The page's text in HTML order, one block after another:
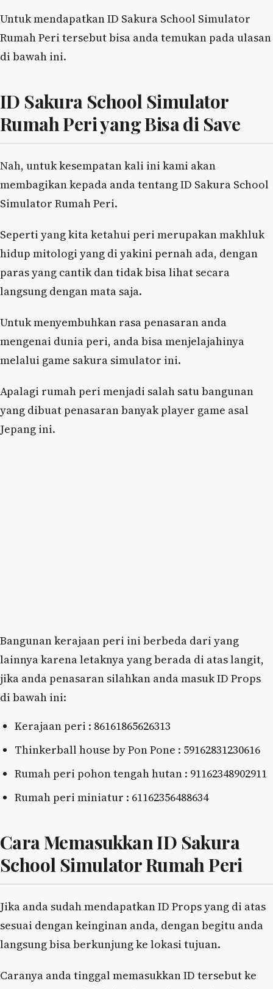
Untuk mendapatkan ID Sakura School Simulator
Rumah Peri tersebut bisa anda temukan pada ulasan
di bawah ini.
ID Sakura School Simulator
Rumah Peri yang Bisa di Save
Nah, untuk kesempatan kali ini kami akan
membagikan kepada anda tentang ID Sakura School
Simulator Rumah Peri.
Seperti yang kita ketahui peri merupakan makhluk
hidup mitologi yang di yakini pernah ada, dengan
paras yang cantik dan tidak bisa lihat secara
langsung dengan mata saja.
Untuk menyembuhkan rasa penasaran anda
mengenai dunia peri, anda bisa menjelajahinya
melalui game sakura simulator ini.
Apalagi rumah peri menjadi salah satu bangunan
yang dibuat penasaran banyak player game asal
Jepang ini.
Bangunan kerajaan peri ini berbeda dari yang
lainnya karena letaknya yang berada di atas langit,
jika anda penasaran silahkan anda masuk ID Props
di bawah ini:
Kerajaan peri : 86161865626313
Thinkerball house by Pon Pone : 59162831230616
Rumah peri pohon tengah hutan : 91162348902911
Rumah peri miniatur : 61162356488634
Cara Memasukkan ID Sakura
School Simulator Rumah Peri
Jika anda sudah mendapatkan ID Props yang di atas
sesuai dengan keinginan anda, dengan begitu anda
langsung bisa berkunjung ke lokasi tujuan.
Caranya anda tinggal memasukkan ID tersebut ke